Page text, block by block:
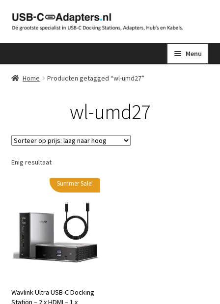
Ga
navigatie
Ga
inhoud
Menu
Home Producten getagged “wl-umd27”
wl-umd27
Enig resultaat
Wavlink Ultra USB-C Docking
Station – 2 x HDMI – 1 x
Summer Sale!